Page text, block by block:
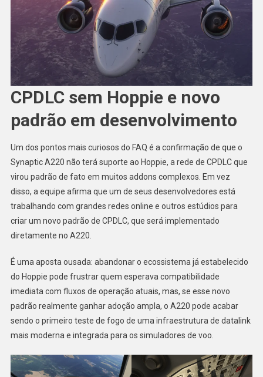
CPDLC sem Hoppie e novo
padrão em desenvolvimento
Um dos pontos mais curiosos do FAQ é a confirmação de que o
Synaptic A220 não terá suporte ao Hoppie, a rede de CPDLC que
virou padrão de fato em muitos addons complexos. Em vez
disso, a equipe afirma que um de seus desenvolvedores está
trabalhando com grandes redes online e outros estúdios para
criar um novo padrão de CPDLC, que será implementado
diretamente no A220.
É uma aposta ousada: abandonar o ecossistema já estabelecido
do Hoppie pode frustrar quem esperava compatibilidade
imediata com fluxos de operação atuais, mas, se esse novo
padrão realmente ganhar adoção ampla, o A220 pode acabar
sendo o primeiro teste de fogo de uma infraestrutura de datalink
mais moderna e integrada para os simuladores de voo.